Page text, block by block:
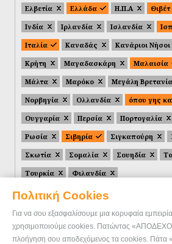
Πολιτική Cookies
Για να σου εξασφαλίσουμε μια κορυφαία
χρησιμοποιούμε cookies. Πατώντας
πλοήγηση σου αποδεχόμενος τα cookies.
Ελβετία
Ελλάδα Η.Π.Α Θιβέτ
Ινδία
Ιρλανδία Ισλανδία
Ιταλία
Καναδάς Κανάριοι Νήσοι
Κρήτη
Μαγαδασκάρη Μαλαισία
Μάλτα
Μαρόκο Μεγάλη Βρετανία
Νορβηγία
Ολλανδία
όπου γης
Ουγγαρία
Περσία Πορτογαλία
Ρωσία
Σιβηρία Σιγκαπούρη
Σκωτία
Σομαλία Σουηδία
Τουρκία
Φιλανδία